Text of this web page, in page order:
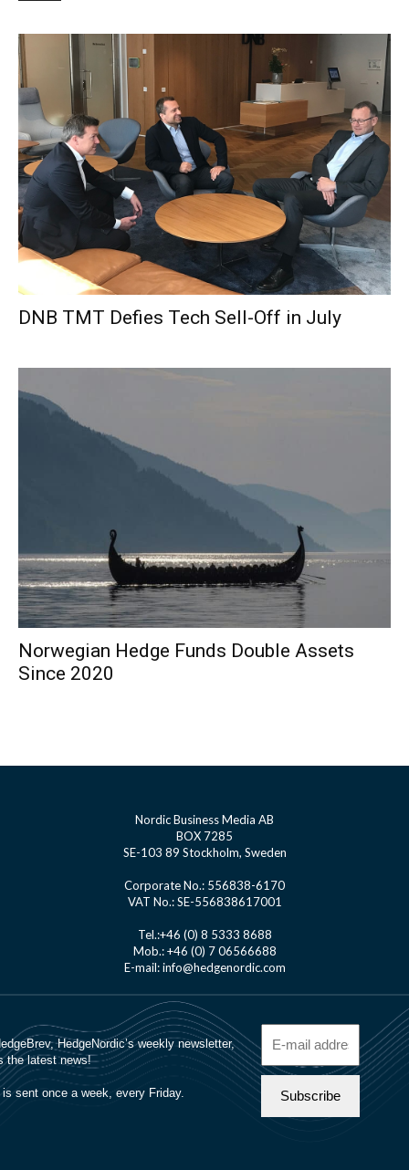
DNB TMT Defies Tech Sell-Off in July
Norwegian Hedge Funds Double Assets
Since 2020
Nordic Business Media AB
BOX 7285
SE-103 89 Stockholm, Sweden
Corporate No.: 556838-6170
VAT No.: SE-556838617001
Tel.:+46 (0) 8 5333 8688
Mob.: +46 (0) 7 06566688
E-mail: info@hedgenordic.com